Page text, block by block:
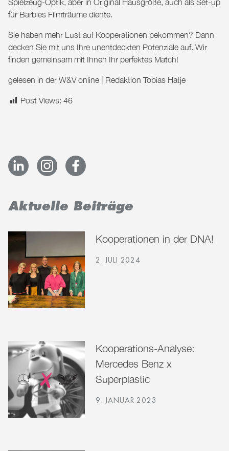
Spielzeug-Optik, aber in Original Hausgröße, auch als Set-up
für Barbies Filmträume diente.
Sie haben mehr Lust auf Kooperationen bekommen? Dann
decken Sie mit uns Ihre unentdeckten Potenziale auf. Wir
finden gemeinsam mit Ihnen Ihr perfektes Match!
gelesen in der W&V online | Redaktion Tobias Hatje
Post Views: 46
Aktuelle Beiträge
Kooperationen in der DNA!
2. JULI 2024
Kooperations-Analyse:
Mercedes Benz x
Superplastic
9. JANUAR 2023